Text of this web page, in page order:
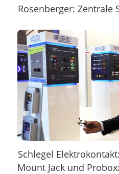
Rosenberger: Zentrale
Schlegel
Mount Jack und